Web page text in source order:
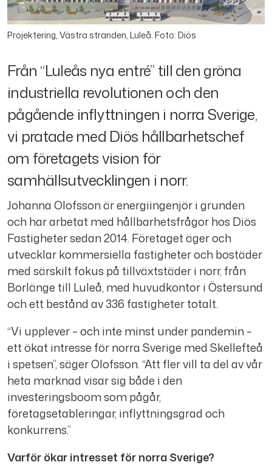
Projektering, Västra stranden, Luleå. Foto: Diös
Från “Luleås nya entré” till den gröna
industriella revolutionen och den
pågående inflyttningen i norra Sverige,
vi pratade med Diös hållbarhetschef
om företagets vision för
samhällsutvecklingen i norr.
Johanna Olofsson är energiingenjör i grunden
och har arbetat med hållbarhetsfrågor hos Diös
Fastigheter sedan 2014. Företaget äger och
utvecklar kommersiella fastigheter och bostäder
med särskilt fokus på tillväxtstäder i norr, från
Borlänge till Luleå, med huvudkontor i Östersund
och ett bestånd av 336 fastigheter totalt.
“Vi upplever – och inte minst under pandemin –
ett ökat intresse för norra Sverige med Skellefteå
i spetsen”, säger Olofsson. “Att fler vill ta del av vår
heta marknad visar sig både i den
investeringsboom som pågår,
företagsetableringar, inflyttningsgrad och
konkurrens.”
Varför ökar intresset för norra Sverige?